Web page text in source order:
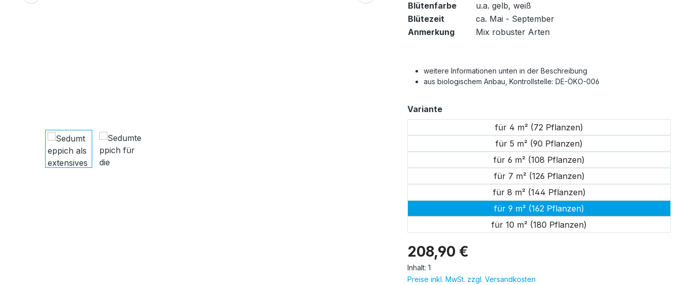
Blütenfarbe
u.a. gelb, weiß
Blütezeit
ca. Mai - September
Anmerkung
Mix robuster Arten
weitere Informationen unten in der Beschreibung
aus biologischem Anbau, Kontrollstelle: DE-ÖKO-006
208,90 €
Inhalt: 1
Preise inkl. MwSt. zzgl. Versandkosten
Varianteauswählen
für 4 m² (72 Pflanzen)
für 5 m² (90 Pflanzen)
für 6 m² (108 Pflanzen)
für 7 m² (126 Pflanzen)
für 8 m² (144 Pflanzen)
für 9 m² (162 Pflanzen)
für 10 m² (180 Pflanzen)